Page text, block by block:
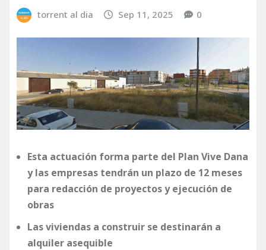
torrent al dia Sep 11, 2025 0
Esta actuación forma parte del Plan Vive Dana
y las empresas tendrán un plazo de 12 meses
para redacción de proyectos y ejecución de
obras
Las viviendas a construir se destinarán a
alquiler asequible